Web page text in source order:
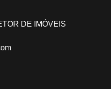
DE IMÓVEIS